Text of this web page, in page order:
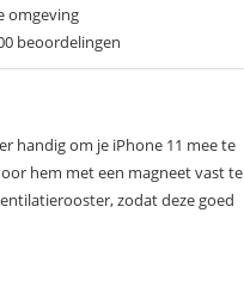
omgeving
beoordelingen
handig om je iPhone 11 mee te
hem met een magneet vast te
zodat deze goed